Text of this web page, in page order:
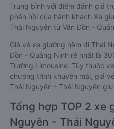
Trung bình với điểm đánh giá
phản hồi của hành khách Xe
Thái Nguyên từ Vân Đồn -
Giá vé xe giường nằm đi Thái
Đồn - Quảng Ninh rẻ nhất là
Trường Limousine. Tùy thuộc
chương trình khuyến mãi, giá
Thái Nguyên - Thái Nguyên
Tổng hợp TOP 2 xe
Nguyên - Thái